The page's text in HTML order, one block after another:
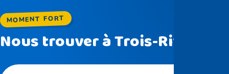
MOMENT FORT
Nous trouver à Trois-Rivières